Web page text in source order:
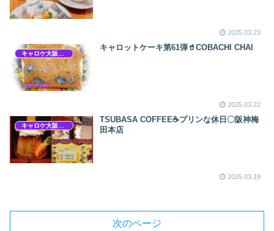
2025.03.23
キャロットケーキ第61弾🥤COBACHI CHAI
2025.03.22
TSUBASA COFFEE☕プリンな休日〇阪神梅
田本店
2025.03.19
次のページ